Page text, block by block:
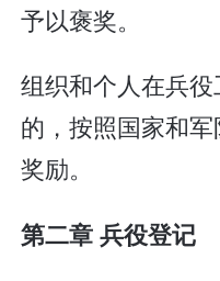
予以褒奖。
组织和个人在兵
的，按照国家和
奖励。
第二章 兵役登记